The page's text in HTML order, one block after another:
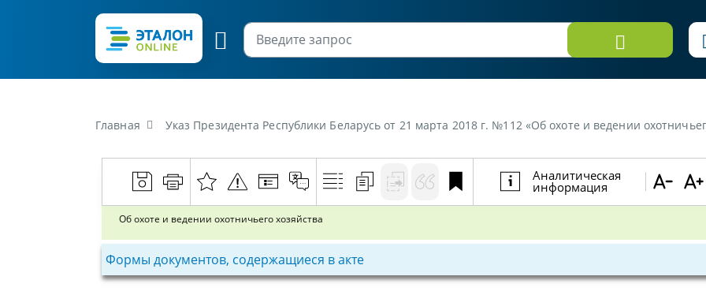
Главная Указ Президента Республики Беларусь от 21 марта 2018 г. №112 «Об охоте и ведении
Аналитическая
информация
Об охоте и ведении охотничьего хозяйства
Формы документов, содержащиеся в акте